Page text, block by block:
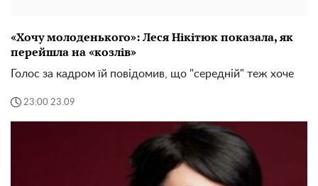
«Хочу молоденького»: Леся Нікітюк показала, як
перейшла на «козлів»
Голос за кадром їй повідомив, що "середній" теж хоче
23:00 23.09